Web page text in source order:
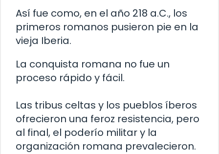
Así fue como, en el año 218 a.C., los
primeros romanos pusieron pie en la
vieja Iberia.
La conquista romana no fue un
proceso rápido y fácil.
Las tribus celtas y los pueblos íberos
ofrecieron una feroz resistencia, pero
al final, el poderío militar y la
organización romana prevalecieron.